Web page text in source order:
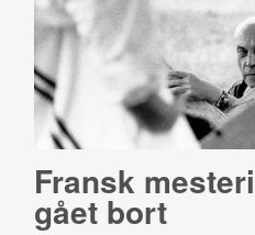
Fransk
gået bort